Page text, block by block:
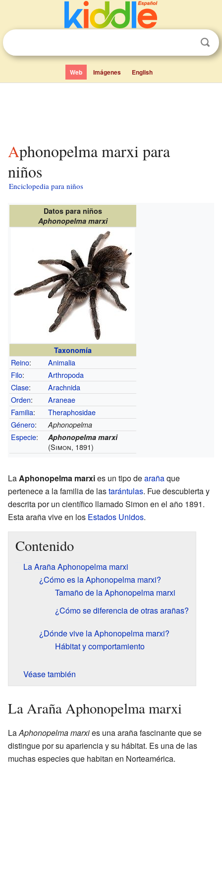
Web Imágenes English
Aphonopelma marxi para
niños
Enciclopedia para niños
Datos para niños
Aphonopelma marxi
Taxonomía
Reino:
Animalia
Filo:
Arthropoda
Clase:
Arachnida
Orden:
Araneae
Familia:
Theraphosidae
Género: Aphonopelma
Especie: Aphonopelma marxi
(Simon, 1891)
LaAphonopelma marxies un tipo dearañaque
pertenece a la familia de lastarántulas. Fue descubierta y
descrita por un científico llamado Simon en el año 1891.
Esta araña vive en los Estados Unidos.
Contenido
La Araña Aphonopelma marxi
¿Cómo es la Aphonopelma marxi?
Tamaño de la Aphonopelma marxi
¿Cómo se diferencia de otras arañas?
¿Dónde vive la Aphonopelma marxi?
Hábitat y comportamiento
Véase también
La Araña Aphonopelma marxi
LaAphonopelma marxies una araña fascinante que se
distingue por su apariencia y su hábitat. Es una de las
muchas especies que habitan en Norteamérica.